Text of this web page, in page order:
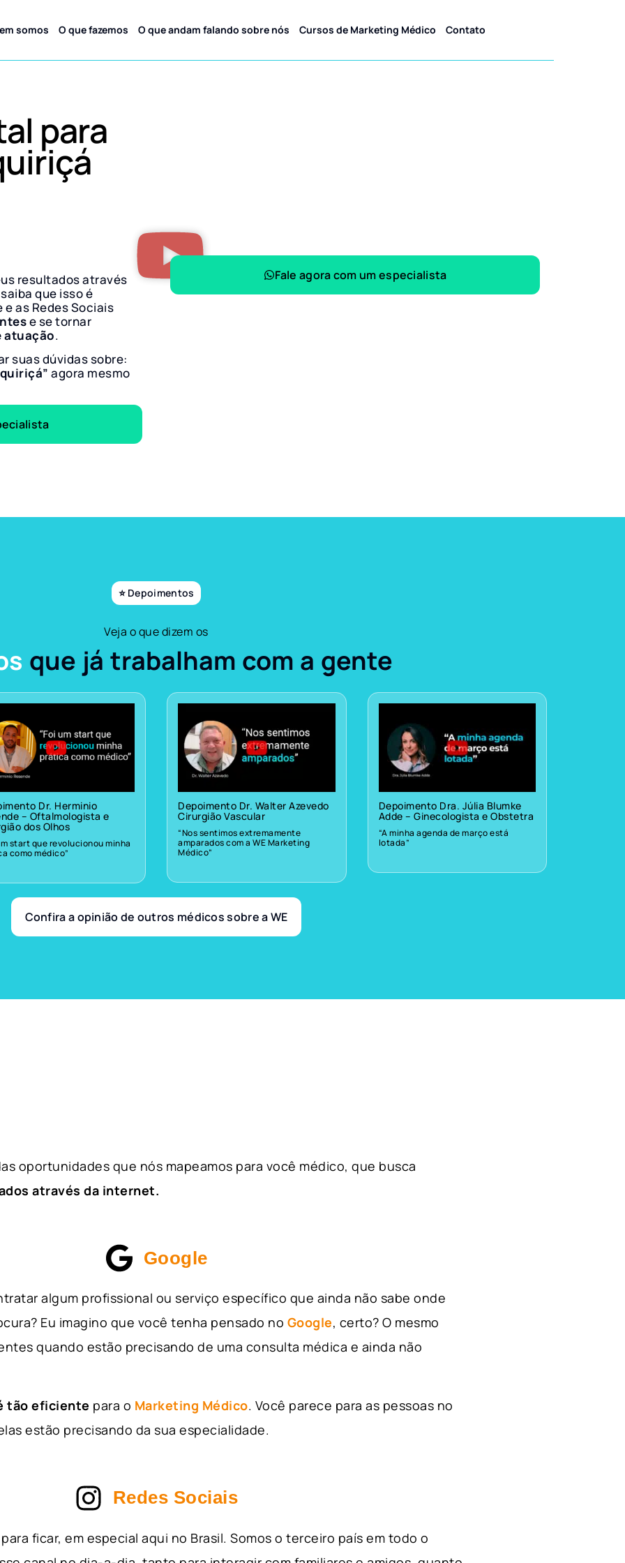
somos O que fazemos O que andam falando sobre nós Cursos de Marketing Médico Contato
para
resultados através
que isso é
as Redes Sociais
e se tornar
atuação.
suas dúvidas sobre:
agora mesmo
Fale agora com um especialista
⭐ Depoimentos
Veja o que dizem os
que já trabalham com a gente
Dr. Herminio
– Oftalmologista e
dos Olhos
start que revolucionou minha
como médico”
Depoimento Dr. Walter Azevedo
Cirurgião Vascular
“Nos sentimos extremamente
amparados com a WE Marketing
Médico”
Depoimento Dra. Júlia Blumke
Adde – Ginecologista e Obstetra
“A minha agenda de março está
lotada”
Confira a opinião de outros médicos sobre a WE
oportunidades que nós mapeamos para você médico, que busca
através da internet.
Google
algum profissional ou serviço específico que ainda não sabe onde
Eu imagino que você tenha pensado no Google, certo? O mesmo
quando estão precisando de uma consulta médica e ainda não
tão eficiente para o Marketing Médico. Você parece para as pessoas no
estão precisando da sua especialidade.
Redes Sociais
ficar, em especial aqui no Brasil. Somos o terceiro país em todo o